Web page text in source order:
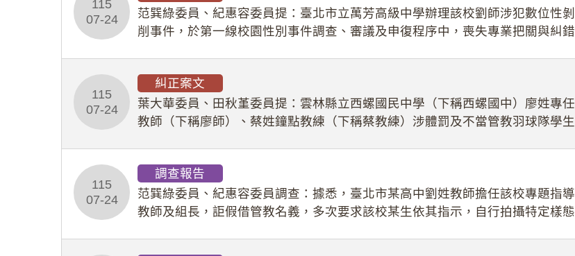
115
07-24
范巽綠委員、紀惠容委員提：臺北市立萬芳高級中學辦理該校劉師涉犯數位性剝
削事件，於第一線校園性別事件調查、審議及申復程序中，喪失專業把關與糾錯
115
07-24
糾正案文
葉大華委員、田秋堇委員提：雲林縣立西螺國民中學（下稱西螺國中）廖姓專任
教師（下稱廖師）、蔡姓鐘點教練（下稱蔡教練）涉體罰及不當管教羽球隊學生
115
07-24
調查報告
范巽綠委員、紀惠容委員調查：據悉，臺北市某高中劉姓教師擔任該校專題指導
教師及組長，詎假借管教名義，多次要求該校某生依其指示，自行拍攝特定樣態